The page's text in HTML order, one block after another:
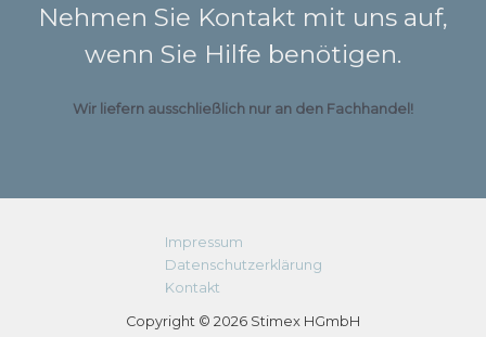
Nehmen Sie Kontakt mit uns auf,
wenn Sie Hilfe benötigen.
Wir liefern ausschließlich nur an den Fachhandel!
Impressum
Datenschutzerklärung
Kontakt
Copyright © 2026 Stimex HGmbH